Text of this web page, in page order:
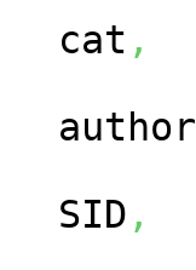
cat ,
author
SID ,